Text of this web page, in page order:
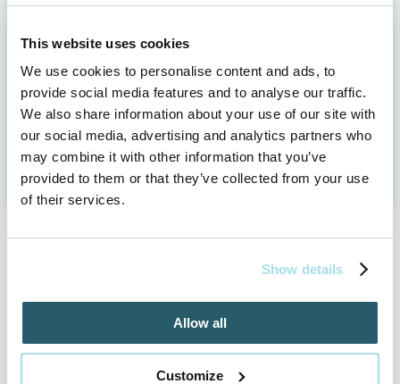
This website uses cookies
We use cookies to personalise content and ads, to
provide social media features and to analyse our traffic.
We also share information about your use of our site with
our social media, advertising and analytics partners who
may combine it with other information that you’ve
provided to them or that they’ve collected from your use
of their services.
Show details
Allow all
Customize
Máte už rezervovaný váš pobyt?
REZERVOVAŤ ONLINE
FACEBOOK